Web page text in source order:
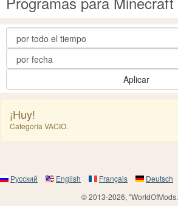
Aplicar
¡Huy!
Categoría VACIO.
Русский English Français Deutsch
© 2013-2026,